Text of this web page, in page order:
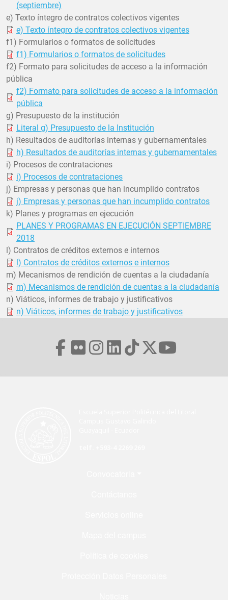
(septiembre)
e) Texto íntegro de contratos colectivos vigentes
e) Texto íntegro de contratos colectivos vigentes
f1) Formularios o formatos de solicitudes
f1) Formularios o formatos de solicitudes
f2) Formato para solicitudes de acceso a la información
pública
f2) Formato para solicitudes de acceso a la información
pública
g) Presupuesto de la institución
Literal g) Presupuesto de la Institución
h) Resultados de auditorías internas y gubernamentales
h) Resultados de auditorías internas y gubernamentales
i) Procesos de contrataciones
i) Procesos de contrataciones
j) Empresas y personas que han incumplido contratos
j) Empresas y personas que han incumplido contratos
k) Planes y programas en ejecución
PLANES Y PROGRAMAS EN EJECUCIÓN SEPTIEMBRE
2018
l) Contratos de créditos externos e internos
l) Contratos de créditos externos e internos
m) Mecanismos de rendición de cuentas a la ciudadanía
m) Mecanismos de rendición de cuentas a la ciudadanía
n) Viáticos, informes de trabajo y justificativos
n) Viáticos, informes de trabajo y justificativos